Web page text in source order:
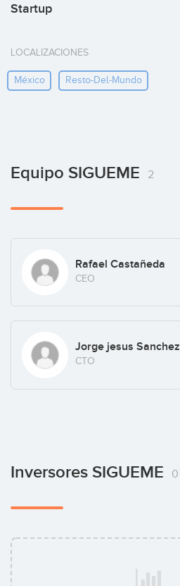
Startup
LOCALIZACIONES
México Resto-Del-Mundo
Equipo SIGUEME 2
Rafael Castañeda
CEO
Jorge jesus Sanchez
CTO
Inversores SIGUEME 0